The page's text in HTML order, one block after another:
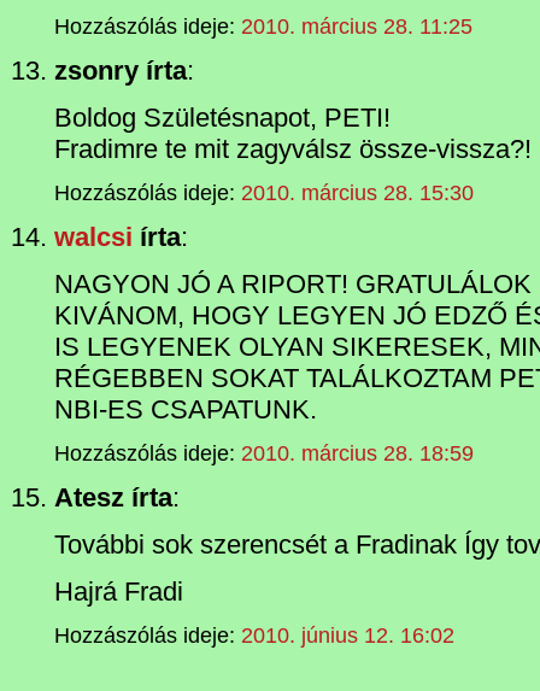
Hozzászólás ideje: 2010. március 28. 11:25
zsonry írta:
Boldog Születésnapot, PETI!
Fradimre te mit zagyválsz össze-vissza?!
Hozzászólás ideje: 2010. március 28. 15:30
walcsi írta:
NAGYON JÓ A RIPORT!
KIVÁNOM, HOGY LEGYEN JÓ EDZŐ
IS LEGYENEK OLYAN SIKERESEK,
RÉGEBBEN SOKAT TALÁLKOZTAM
NBI-ES CSAPATUNK.
Hozzászólás ideje: 2010. március 28. 18:59
Atesz írta:
További sok szerencsét a Fradinak Így
Hajrá Fradi
Hozzászólás ideje: 2010. június 12. 16:02